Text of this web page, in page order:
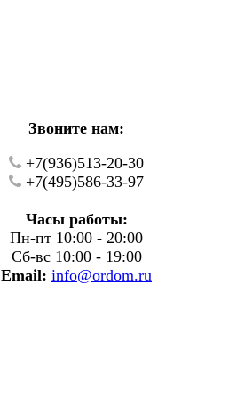
Звоните нам:
+7(936)513-20-30
+7(495)586-33-97
Часы работы:
Пн-пт 10:00 - 20:00
Сб-вс 10:00 - 19:00
Email: info@ordom.ru